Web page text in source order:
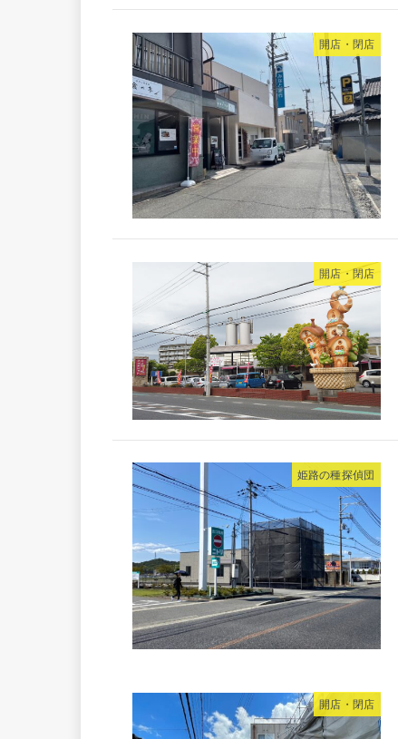
開店・閉店
開店・閉店
姫路の種探偵団
開店・閉店